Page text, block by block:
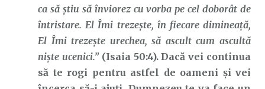
ca să ştiu să înviorez cu vorba pe cel doborât de
întristare. El Îmi trezeşte, în fiecare dimineaţă,
El Îmi trezeşte urechea, să ascult cum ascultă
nişte ucenici.”(Isaia 50:4). Dacă vei continua
să te rogi pentru astfel de oameni și vei